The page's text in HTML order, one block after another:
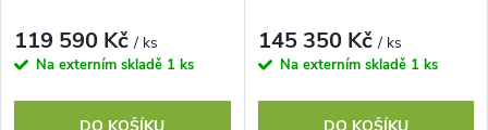
119 590 Kč/ ks
Na externím skladě 1 ks
145 350 Kč/ ks
Na externím skladě 1 ks